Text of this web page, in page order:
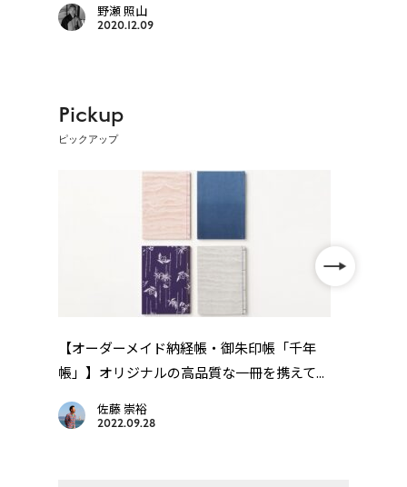
野瀬 照山
2020.12.09
Pickup
ピックアップ
【オーダーメイド納経帳・御朱印帳「千年
帳」】オリジナルの高品質な一冊を携えて...
佐藤 崇裕
2022.09.28